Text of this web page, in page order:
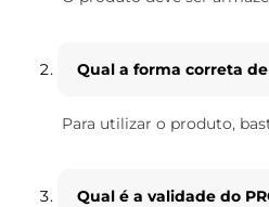
Qual a forma correta de
Para utilizar o produto,
Qual é a validade do